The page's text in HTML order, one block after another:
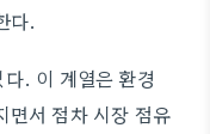
다.
. 이 계열은 환경
면서 점차 시장 점유